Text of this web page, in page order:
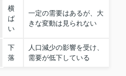
横
ば
い
一定の需要はあるが、大
きな変動は見られない
下
落
人口減少の影響を受け、
需要が低下している